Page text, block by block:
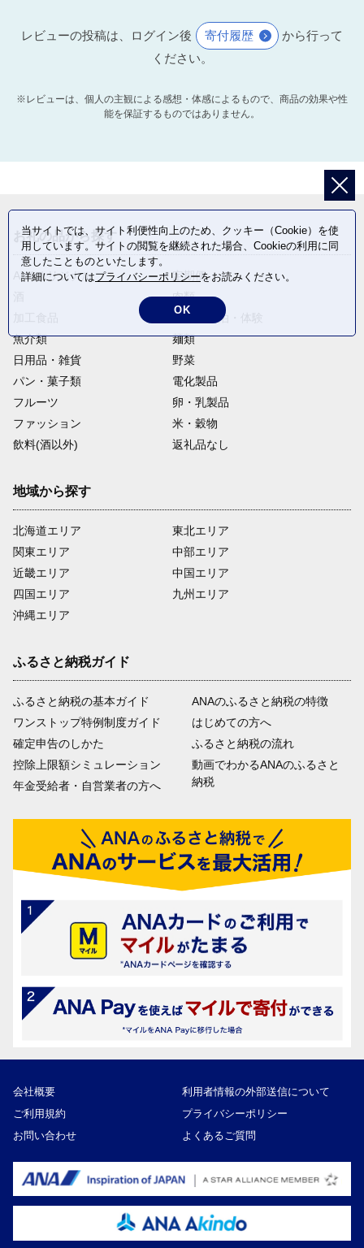
レビューの投稿は、ログイン後 寄付履歴
から行って
ください。
※レビューは、個人の主観による感想・体感によるもので、商品の効果や性
能を保証するものではありません。
お礼の品から探す
ANAオリジナル
定期便
肉類
旅行・宿泊・体験
魚介類
麺類
日用品・雑貨
野菜
パン・菓子類
電化製品
フルーツ
卵・乳製品
ファッション
米・穀物
飲料(酒以外)
返礼品なし
地域から探す
北海道エリア
関東エリア
近畿エリア
四国エリア
沖縄エリア
東北エリア
中部エリア
中国エリア
九州エリア
ふるさと納税ガイド
ふるさと納税の基本ガイド
ワンストップ特例制度ガイド
確定申告のしかた
控除上限額シミュレーション
年金受給者・自営業者の方へ
ANAのふるさと納税の特徴
はじめての方へ
ふるさと納税の流れ
動画でわかるANAのふるさと
納税
会社概要
利用者情報の外部送信について
ご利用規約
プライバシーポリシー
お問い合わせ
よくあるご質問
当サイトでは、サイト利便性向上のため、クッキー（Cookie）を使
用しています。サイトの閲覧を継続された場合、Cookieの利用に同
意したことものといたします。
詳細についてはプライバシーポリシーをお読みください。
OK